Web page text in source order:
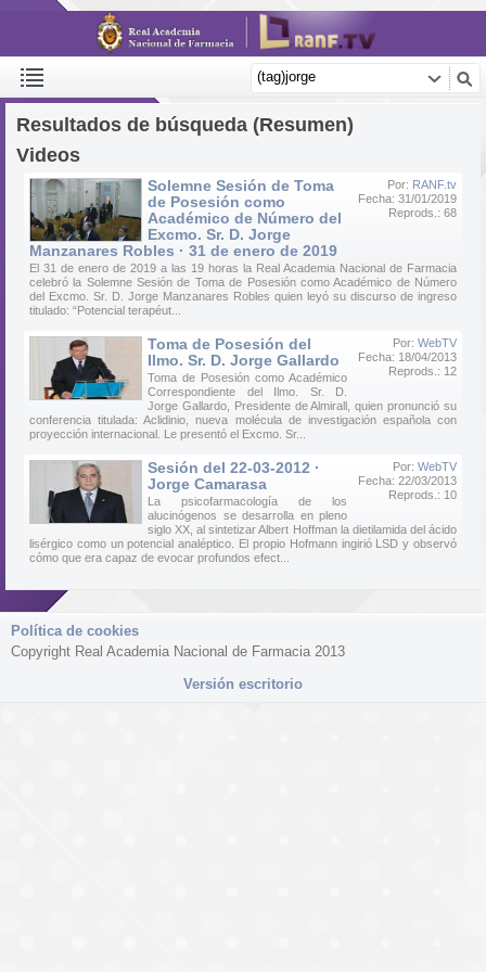
Resultados de búsqueda (Resumen)
Videos
Por: RANF.tv
Fecha: 31/01/2019
Reprods.: 68
Solemne Sesión de Toma
de Posesión como
Académico de Número del
Excmo. Sr. D. Jorge
Manzanares Robles · 31 de enero de 2019
El 31 de enero de 2019 a las 19 horas la Real Academia Nacional de Farmacia
celebró la Solemne Sesión de Toma de Posesión como Académico de Número
del Excmo. Sr. D. Jorge Manzanares Robles quien leyó su discurso de ingreso
titulado: “Potencial terapéut...
Por: WebTV
Fecha: 18/04/2013
Reprods.: 12
Toma de Posesión del
Ilmo. Sr. D. Jorge Gallardo
Toma de Posesión como Académico
Correspondiente del Ilmo. Sr. D.
Jorge Gallardo, Presidente de Almirall, quien pronunció su
conferencia titulada: Aclidinio, nueva molécula de investigación española con
proyección internacional. Le presentó el Excmo. Sr...
Por: WebTV
Fecha: 22/03/2013
Reprods.: 10
Sesión del 22-03-2012 ·
Jorge Camarasa
La psicofarmacología de los
alucinógenos se desarrolla en pleno
siglo XX, al sintetizar Albert Hoffman la dietilamida del ácido
lisérgico como un potencial analéptico. El propio Hofmann ingirió LSD y observó
cómo que era capaz de evocar profundos efect...
Política de cookies
Copyright Real Academia Nacional de Farmacia 2013
Versión escritorio